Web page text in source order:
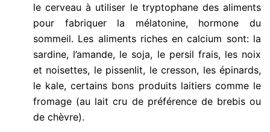
le cerveau à utiliser le tryptophane des aliments
pour fabriquer la mélatonine, hormone du
sommeil. Les aliments riches en calcium sont: la
sardine, l’amande, le soja, le persil frais, les noix
et noisettes, le pissenlit, le cresson, les épinards,
le kale, certains bons produits laitiers comme le
fromage (au lait cru de préférence de brebis ou
de chèvre).